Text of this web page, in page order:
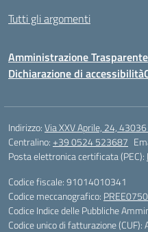
Tutti gli argomenti
Amministrazione Trasparente
Dichiarazione di accessibilità
Indirizzo:Via XXV Aprile, 24,
Centralino:+39 0524 523687
Posta elettronica certificata (PEC):
Codice fiscale: 91014010341
Codice meccanografico:
Codice Indice delle Pubbliche
Codice unico di fatturazione (CUF):